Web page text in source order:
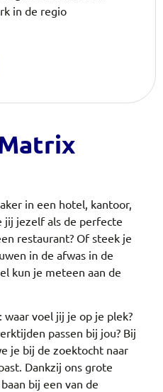
in de regio
in een hotel, kantoor,
jij jezelf als de perfecte
restaurant? Of steek je
in de afwas in de
kun je meteen aan de
voel jij je op je plek?
passen bij jou? Bij
je bij de zoektocht naar
Dankzij ons grote
bij een van de